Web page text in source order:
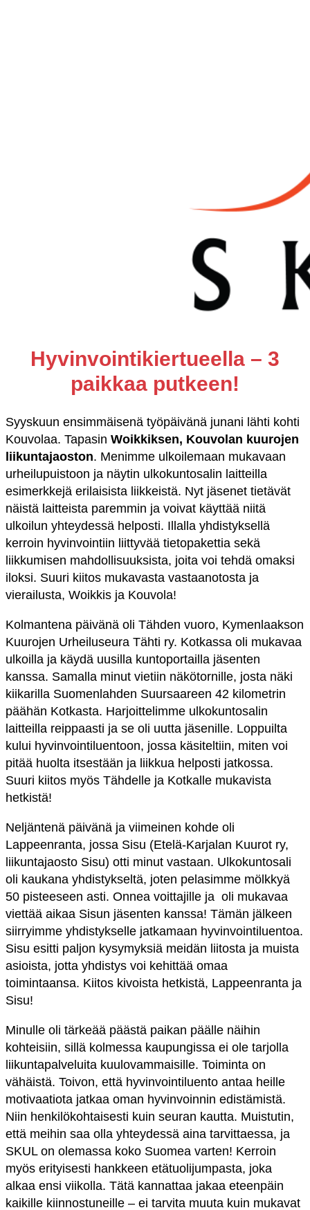
Hyvinvointikiertueella – 3
paikkaa putkeen!
Syyskuun ensimmäisenä työpäivänä junani lähti kohti
Kouvolaa. Tapasin Woikkiksen, Kouvolan kuurojen
liikuntajaoston. Menimme ulkoilemaan mukavaan
urheilupuistoon ja näytin ulkokuntosalin laitteilla
esimerkkejä erilaisista liikkeistä. Nyt jäsenet tietävät
näistä laitteista paremmin ja voivat käyttää niitä
ulkoilun yhteydessä helposti. Illalla yhdistyksellä
kerroin hyvinvointiin liittyvää tietopakettia sekä
liikkumisen mahdollisuuksista, joita voi tehdä omaksi
iloksi. Suuri kiitos mukavasta vastaanotosta ja
vierailusta, Woikkis ja Kouvola!
Kolmantena päivänä oli Tähden vuoro, Kymenlaakson
Kuurojen Urheiluseura Tähti ry. Kotkassa oli mukavaa
ulkoilla ja käydä uusilla kuntoportailla jäsenten
kanssa. Samalla minut vietiin näkötornille, josta näki
kiikarilla Suomenlahden Suursaareen 42 kilometrin
päähän Kotkasta. Harjoittelimme ulkokuntosalin
laitteilla reippaasti ja se oli uutta jäsenille. Loppuilta
kului hyvinvointiluentoon, jossa käsiteltiin, miten voi
pitää huolta itsestään ja liikkua helposti jatkossa.
Suuri kiitos myös Tähdelle ja Kotkalle mukavista
hetkistä!
Neljäntenä päivänä ja viimeinen kohde oli
Lappeenranta, jossa Sisu (Etelä-Karjalan Kuurot ry,
liikuntajaosto Sisu) otti minut vastaan. Ulkokuntosali
oli kaukana yhdistykseltä, joten pelasimme mölkkyä
50 pisteeseen asti. Onnea voittajille ja oli mukavaa
viettää aikaa Sisun jäsenten kanssa! Tämän jälkeen
siirryimme yhdistykselle jatkamaan hyvinvointiluentoa.
Sisu esitti paljon kysymyksiä meidän liitosta ja muista
asioista, jotta yhdistys voi kehittää omaa
toimintaansa. Kiitos kivoista hetkistä, Lappeenranta ja
Sisu!
Minulle oli tärkeää päästä paikan päälle näihin
kohteisiin, sillä kolmessa kaupungissa ei ole tarjolla
liikuntapalveluita kuulovammaisille. Toiminta on
vähäistä. Toivon, että hyvinvointiluento antaa heille
motivaatiota jatkaa oman hyvinvoinnin edistämistä.
Niin henkilökohtaisesti kuin seuran kautta. Muistutin,
että meihin saa olla yhteydessä aina tarvittaessa, ja
SKUL on olemassa koko Suomea varten! Kerroin
myös erityisesti hankkeen etätuolijumpasta, joka
alkaa ensi viikolla. Tätä kannattaa jakaa eteenpäin
kaikille kiinnostuneille – ei tarvita muuta kuin mukavat